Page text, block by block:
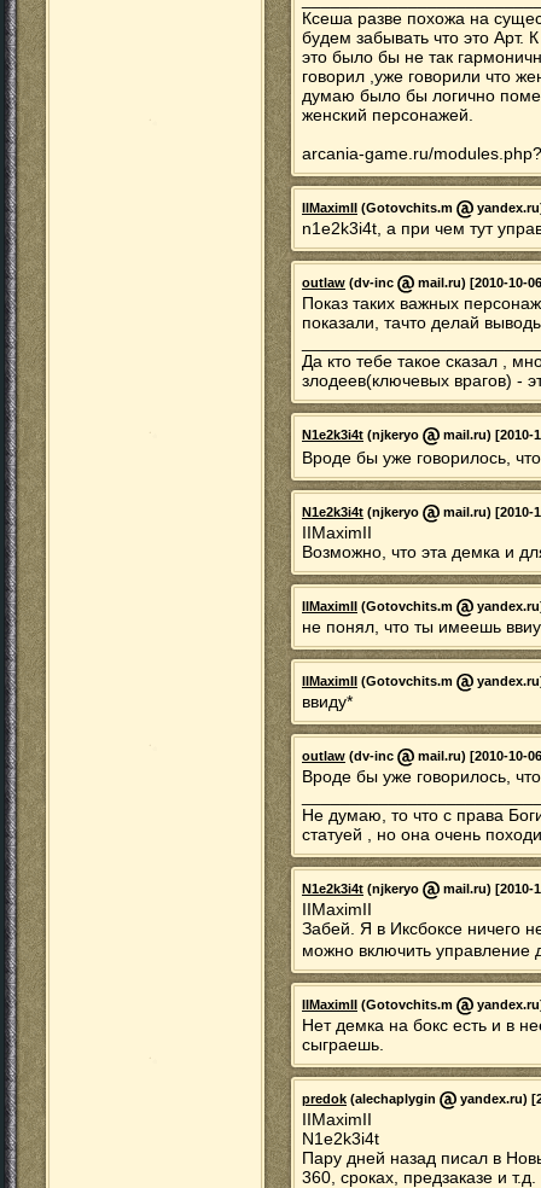
Ксеша разве похожа на
будем забывать что это Арт.
это было бы не так
говорил ,уже говорили что
думаю было бы логично
женский персонажей.
arcania-game.ru/
IIMaximII (Gotovchits.m
n1e2k3i4t, а при чем тут
outlaw (dv-inc mail.ru) [2010-10-
Показ таких важных
показали, тачто делай
Да кто тебе такое сказал ,
злодеев(ключевых врагов) -
N1e2k3i4t (njkeryo mail.ru) [2010-
Вроде бы уже говорилось,
N1e2k3i4t (njkeryo mail.ru) [2010-
IIMaximII
Возможно, что эта демка и
IIMaximII (Gotovchits.m
не понял, что ты имеешь
IIMaximII (Gotovchits.m
ввиду*
outlaw (dv-inc mail.ru) [2010-10-
Вроде бы уже говорилось,
Не думаю, то что с права
статуей , но она очень
N1e2k3i4t (njkeryo mail.ru) [2010-
IIMaximII
Забей. Я в Иксбоксе ничего
можно включить
IIMaximII (Gotovchits.m
Нет демка на бокс есть и в
сыграешь.
predok (alechaplygin yandex.ru)
IIMaximII
N1e2k3i4t
Пару дней назад писал в
360, сроках, предзаказе и